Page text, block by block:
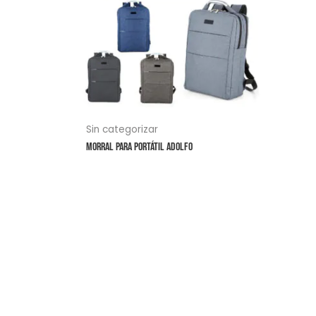
Sin categorizar
Morral Para Portátil Adolfo
variantes.
opciones
se
pueden
elegir
la
página